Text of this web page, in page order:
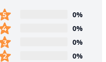
0%
0%
0%
0%